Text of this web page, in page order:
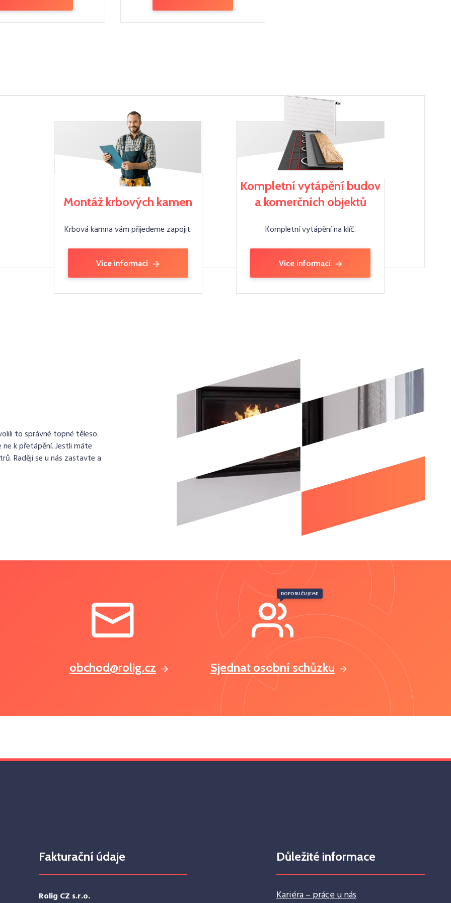
Montáž krbových kamen
Krbová kamna vám přijedeme zapojit.
Více informací
Kompletní vytápění budov
a komerčních objektů
Kompletní vytápění na klíč.
Více informací
to správné topné těleso.
k přetápění. Jestli máte
Raději se u nás zastavte a
obchod@rolig.cz Sjednat osobní schůzku
DOPORUČUJEME
Fakturační údaje
Rolig CZ s.r.o.
Důležité informace
Kariéra – práce u nás